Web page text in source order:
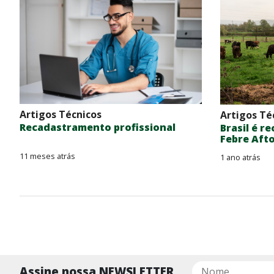
Artigos Técnicos
Recadastramento profissional
11 meses atrás
Artigos
Brasil é
Febre
1 ano atrás